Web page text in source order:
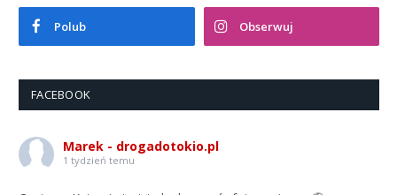
Polub Obserwuj
FACEBOOK
Marek - drogadotokio.pl
1 tydzień temu